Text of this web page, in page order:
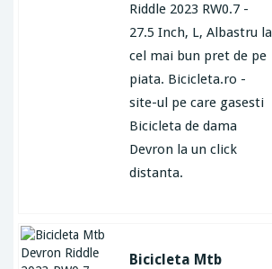
Riddle 2023 RW0.7 -
27.5 Inch, L, Albastru la
cel mai bun pret de pe
piata. Bicicleta.ro -
site-ul pe care gasesti
Bicicleta de dama
Devron la un click
distanta.
Bicicleta Mtb